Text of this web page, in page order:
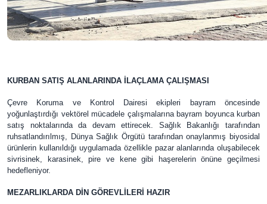
KURBAN SATIŞ ALANLARINDA İLAÇLAMA ÇALIŞMASI
Çevre Koruma ve Kontrol Dairesi ekipleri bayram öncesinde
yoğunlaştırdığı vektörel mücadele çalışmalarına bayram boyunca kurban
satış noktalarında da devam ettirecek. Sağlık Bakanlığı tarafından
ruhsatlandırılmış, Dünya Sağlık Örgütü tarafından onaylanmış biyosidal
ürünlerin kullanıldığı uygulamada özellikle pazar alanlarında oluşabilecek
sivrisinek, karasinek, pire ve kene gibi haşerelerin önüne geçilmesi
hedefleniyor.
MEZARLIKLARDA DİN GÖREVLİLERİ HAZIR